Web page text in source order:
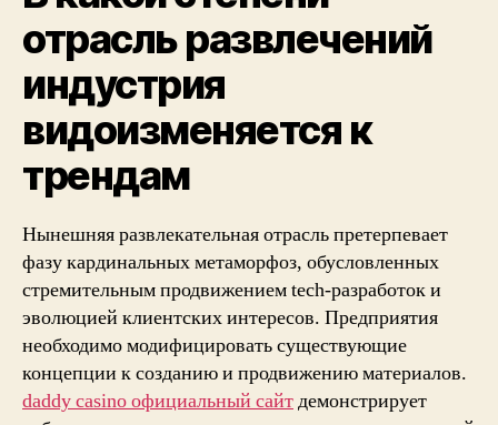
отрасль развлечений
индустрия
видоизменяется к
трендам
Нынешняя развлекательная отрасль претерпевает
фазу кардинальных метаморфоз, обусловленных
стремительным продвижением tech-разработок и
эволюцией клиентских интересов. Предприятия
необходимо модифицировать существующие
концепции к созданию и продвижению материалов.
daddy casino официальный сайтдемонстрирует